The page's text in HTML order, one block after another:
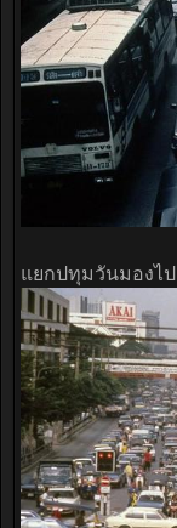
แยกปทุมวันมองไ